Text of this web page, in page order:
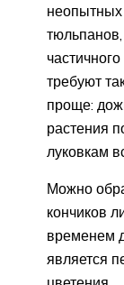
неопытных
требуют
проще:
растения
луковкам
Можно
кончиков
временем
является